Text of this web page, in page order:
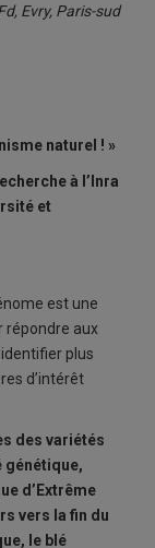
Evry, Paris-sud
naturel ! »
à l’Inra
et
est une
répondre aux
plus
d’intérêt
des variétés
génétique,
d’Extrême
vers la fin du
le blé